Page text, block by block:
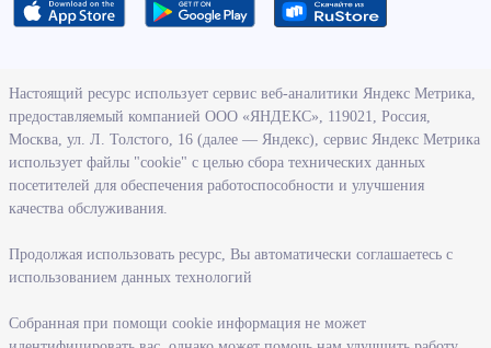
О ведомстве
Деятельность министерства труда и социального развития
Новосибирской области
Контрольно-надзорная деятельность министерства
Государственные программы, реализуемые министерством
Службы и учреждения, подведомственные министерству
Поступление на государственную гражданскую службу
Информация
Настоящий ресурс использует сервис веб-аналитики Яндекс Метрика,
предоставляемый компанией ООО «ЯНДЕКС», 119021, Россия,
Москва, ул. Л. Толстого, 16 (далее — Яндекс), сервис Яндекс Метрика
использует файлы "cookie" с целью сбора технических данных
посетителей для обеспечения работоспособности и улучшения
качества обслуживания.
Продолжая использовать ресурс, Вы автоматически соглашаетесь с
использованием данных технологий
Собранная при помощи cookie информация не может